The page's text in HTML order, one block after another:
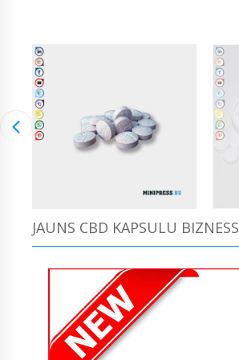
JAUNS CBD KAPSULU BIZNESS